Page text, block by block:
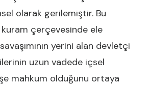
olarak gerilemiştir. Bu
çerçevesinde ele
savaşımının yerini alan devletçi
uzun vadede içsel
mahkum olduğunu ortaya